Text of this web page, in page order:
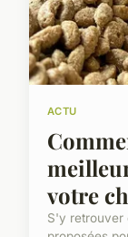
ACTU
votre
S'y retrouver